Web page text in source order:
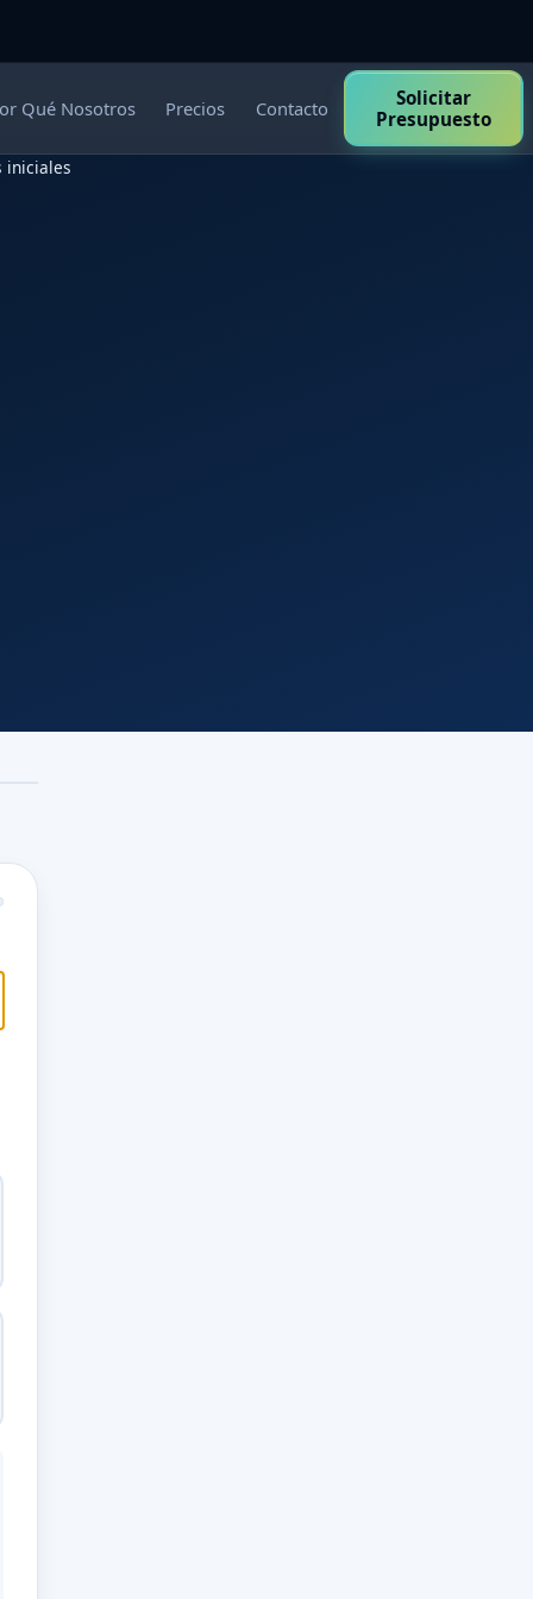
Qué Nosotros Precios Contacto
Solicitar
Presupuesto
iniciales